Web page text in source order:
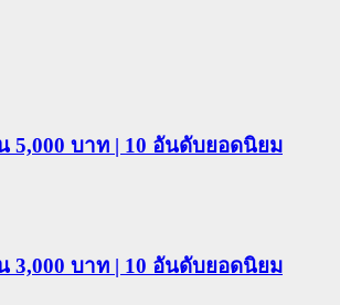
5,000 บาท | 10 อันดับยอดนิยม
3,000 บาท | 10 อันดับยอดนิยม